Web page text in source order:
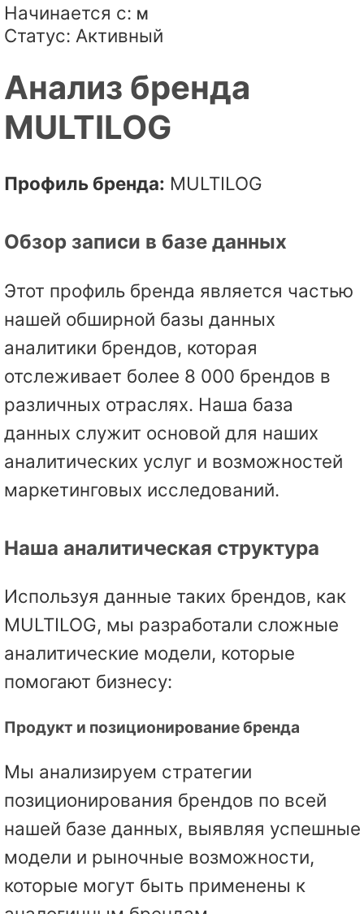
Начинается с: M
Статус: Активный
Анализ бренда
MULTILOG
Профиль бренда: MULTILOG
Обзор записи в базе данных
Этот профиль бренда является частью
нашей обширной базы данных
аналитики брендов, которая
отслеживает более 8 000 брендов в
различных отраслях. Наша база
данных служит основой для наших
аналитических услуг и возможностей
маркетинговых исследований.
Наша аналитическая структура
Используя данные таких брендов, как
MULTILOG, мы разработали сложные
аналитические модели, которые
помогают бизнесу:
Продукт и позиционирование бренда
Мы анализируем стратегии
позиционирования брендов по всей
нашей базе данных, выявляя успешные
модели и рыночные возможности,
которые могут быть применены к